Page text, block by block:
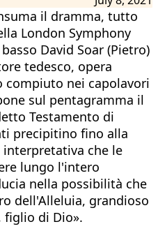
il dramma, tutto
London Symphony
David Soar (Pietro)
tedesco, opera
compiuto nei capolavori
sul pentagramma il
Testamento di
precipitino fino alla
che le
lungo l'intero
nella possibilità che
dell'Alleluia, grandioso
figlio di Dio».